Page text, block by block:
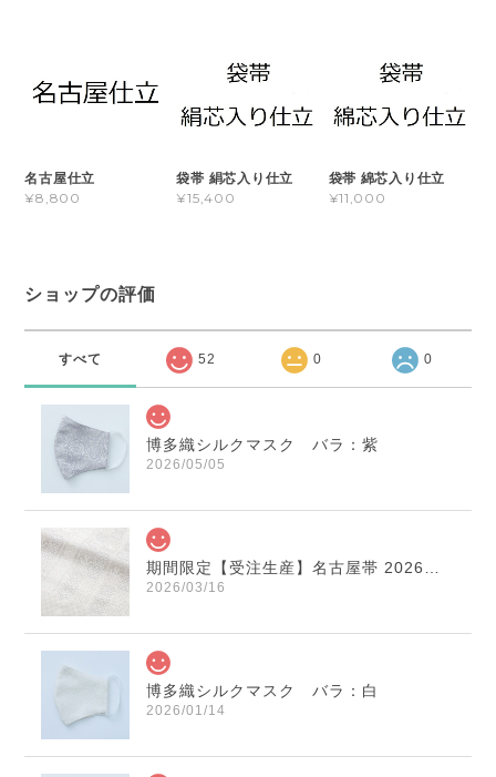
名古屋仕立
¥8,800
袋帯 絹芯入り仕立
¥15,400
袋帯 綿芯入り仕立
¥11,000
ショップの評価
すべて 52 0 0
博多織シルクマスク バラ：紫
2026/05/05
期間限定【受注生産】名古屋帯 2026年干支献上 「午」変わり献上 市松：白×薄鼠
2026/03/16
博多織シルクマスク バラ：白
2026/01/14